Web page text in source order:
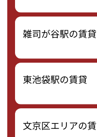
雑司が谷駅の賃貸
東池袋駅の賃貸
文京区エリアの